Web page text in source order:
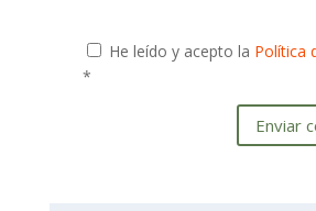
He leído y acepto la Política
*
Enviar